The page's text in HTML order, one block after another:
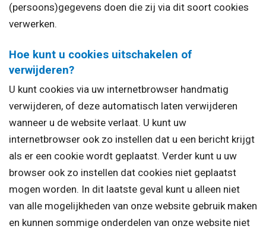
(persoons)gegevens doen die zij via dit soort cookies
verwerken.
Hoe kunt u cookies uitschakelen of
verwijderen?
U kunt cookies via uw internetbrowser handmatig
verwijderen, of deze automatisch laten verwijderen
wanneer u de website verlaat. U kunt uw
internetbrowser ook zo instellen dat u een bericht krijgt
als er een cookie wordt geplaatst. Verder kunt u uw
browser ook zo instellen dat cookies niet geplaatst
mogen worden. In dit laatste geval kunt u alleen niet
van alle mogelijkheden van onze website gebruik maken
en kunnen sommige onderdelen van onze website niet